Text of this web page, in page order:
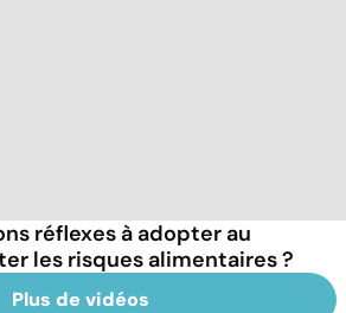
réflexes à adopter au
les risques alimentaires ?
Plus de vidéos